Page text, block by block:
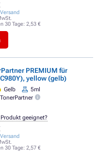
Versand
30 Tage: 2,53 €
PREMIUM für
yellow (gelb)
Gelb
5ml
TonerPartner
Versand
30 Tage: 2,57 €
geeignet?